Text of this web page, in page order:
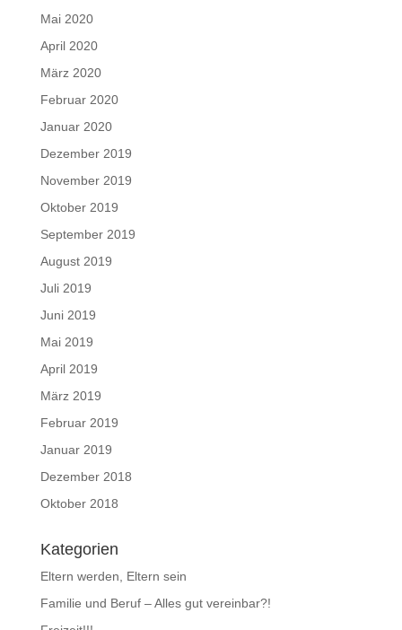
Mai 2020
April 2020
März 2020
Februar 2020
Januar 2020
Dezember 2019
November 2019
Oktober 2019
September 2019
August 2019
Juli 2019
Juni 2019
Mai 2019
April 2019
März 2019
Februar 2019
Januar 2019
Dezember 2018
Oktober 2018
Kategorien
Eltern werden, Eltern sein
Familie und Beruf – Alles gut vereinbar?!